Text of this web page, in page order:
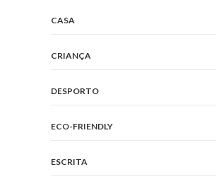
CASA
CRIANÇA
DESPORTO
ECO-FRIENDLY
ESCRITA